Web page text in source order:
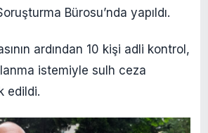
Bürosu’nda yapıldı.
ardından 10 kişi adli kontrol,
istemiyle sulh ceza
edildi.